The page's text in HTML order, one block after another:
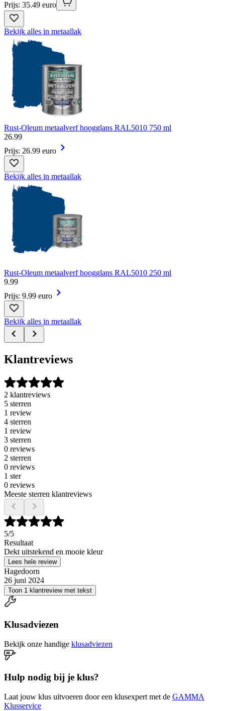
Prijs: 35.49 euro
Bekijk alles in metaallak
Rust-Oleum metaalverf hoogglans RAL5010 750 ml
26.99
Prijs: 26.99 euro
Bekijk alles in metaallak
Rust-Oleum metaalverf hoogglans RAL5010 250 ml
9.99
Prijs: 9.99 euro
Bekijk alles in metaallak
Klantreviews
2 klantreviews
5 sterren
1 review
4 sterren
1 review
3 sterren
0 reviews
2 sterren
0 reviews
1 ster
0 reviews
Meeste sterren klantreviews
5/5
Resultaat
Dekt uitstekend en mooie kleur
Lees hele review
Hagedoorn
26 juni 2024
Toon 1 klantreview met tekst
Klusadviezen
Bekijk onze handige klusadviezen
Hulp nodig bij je klus?
Laat jouw klus uitvoeren door een klusexpert met de GAMMA
Klusservice